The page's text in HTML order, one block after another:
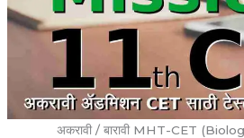
अकरावी / बारावी MHT-CET